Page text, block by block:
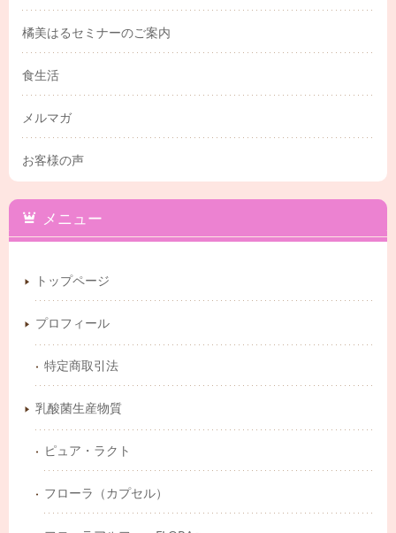
橘美はるセミナーのご案内
食生活
メルマガ
お客様の声
メニュー
トップページ
プロフィール
特定商取引法
乳酸菌生産物質
ピュア・ラクト
フローラ（カプセル）